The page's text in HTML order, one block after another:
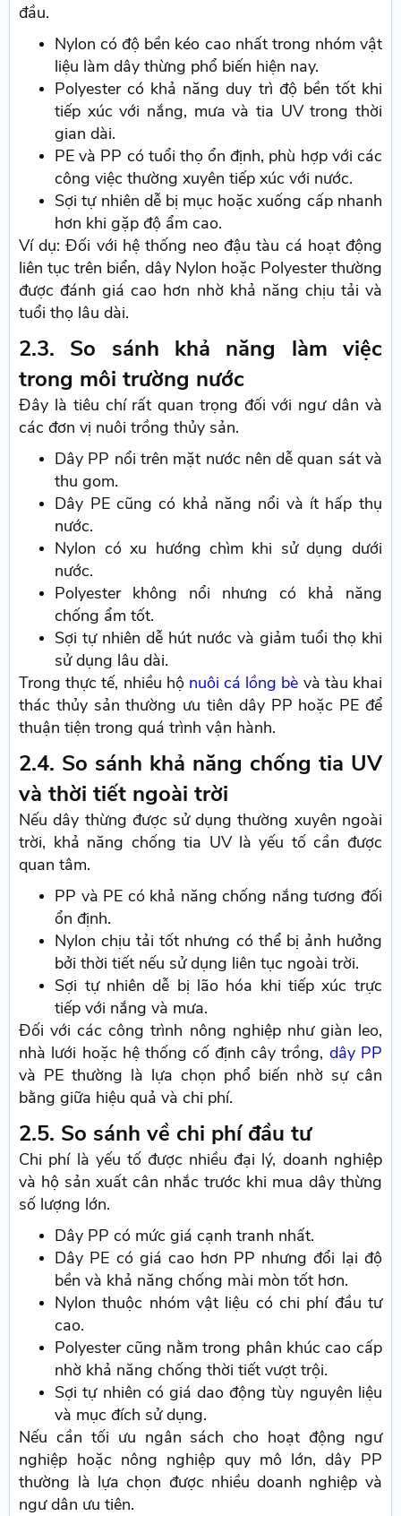
đầu.
Nylon có độ bền kéo cao nhất trong nhóm vật
liệu làm dây thừng phổ biến hiện nay.
Polyester có khả năng duy trì độ bền tốt khi
tiếp xúc với nắng, mưa và tia UV trong thời
gian dài.
PE và PP có tuổi thọ ổn định, phù hợp với các
công việc thường xuyên tiếp xúc với nước.
Sợi tự nhiên dễ bị mục hoặc xuống cấp nhanh
hơn khi gặp độ ẩm cao.
Ví dụ: Đối với hệ thống neo đậu tàu cá hoạt động
liên tục trên biển, dây Nylon hoặc Polyester thường
được đánh giá cao hơn nhờ khả năng chịu tải và
tuổi thọ lâu dài.
2.3. So sánh khả năng làm việc
trong môi trường nước
Đây là tiêu chí rất quan trọng đối với ngư dân và
các đơn vị nuôi trồng thủy sản.
Dây PP nổi trên mặt nước nên dễ quan sát và
thu gom.
Dây PE cũng có khả năng nổi và ít hấp thụ
nước.
Nylon có xu hướng chìm khi sử dụng dưới
nước.
Polyester không nổi nhưng có khả năng
chống ẩm tốt.
Sợi tự nhiên dễ hút nước và giảm tuổi thọ khi
sử dụng lâu dài.
Trong thực tế, nhiều hộ nuôi cá lồng bè và tàu khai
thác thủy sản thường ưu tiên dây PP hoặc PE để
thuận tiện trong quá trình vận hành.
2.4. So sánh khả năng chống tia UV
và thời tiết ngoài trời
Nếu dây thừng được sử dụng thường xuyên ngoài
trời, khả năng chống tia UV là yếu tố cần được
quan tâm.
PP và PE có khả năng chống nắng tương đối
ổn định.
Nylon chịu tải tốt nhưng có thể bị ảnh hưởng
bởi thời tiết nếu sử dụng liên tục ngoài trời.
Sợi tự nhiên dễ bị lão hóa khi tiếp xúc trực
tiếp với nắng và mưa.
Đối với các công trình nông nghiệp như giàn leo,
nhà lưới hoặc hệ thống cố định cây trồng, dây PP
và PE thường là lựa chọn phổ biến nhờ sự cân
bằng giữa hiệu quả và chi phí.
2.5. So sánh về chi phí đầu tư
Chi phí là yếu tố được nhiều đại lý, doanh nghiệp
và hộ sản xuất cân nhắc trước khi mua dây thừng
số lượng lớn.
Dây PP có mức giá cạnh tranh nhất.
Dây PE có giá cao hơn PP nhưng đổi lại độ
bền và khả năng chống mài mòn tốt hơn.
Nylon thuộc nhóm vật liệu có chi phí đầu tư
cao.
Polyester cũng nằm trong phân khúc cao cấp
nhờ khả năng chống thời tiết vượt trội.
Sợi tự nhiên có giá dao động tùy nguyên liệu
và mục đích sử dụng.
Nếu cần tối ưu ngân sách cho hoạt động ngư
nghiệp hoặc nông nghiệp quy mô lớn, dây PP
thường là lựa chọn được nhiều doanh nghiệp và
ngư dân ưu tiên.